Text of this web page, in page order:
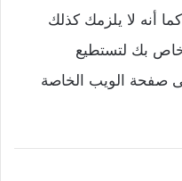
أنه لا يلزمك كذلك
بك لتستطيع
صفحة الويب الخاصة